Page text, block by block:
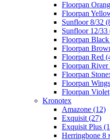
Floorpan
Floorpan
Sunfloor 8/32
Sunfloor 12/33
Floorpan
Floorpan
Floorpan Red
Floorpan River
Floorpan
Floorpan
Floorpan Violet
Kronotex
Amazone (12)
Exquisit (27)
Exquisit Plus
Herringbone 8